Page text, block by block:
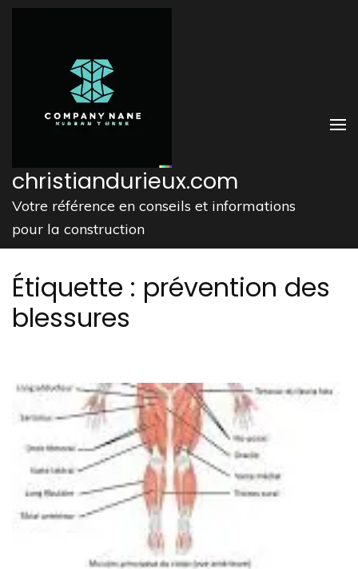
Aller
christiandurieux.com
Votre référence en conseils et informations
pour la construction
Étiquette : prévention des
blessures